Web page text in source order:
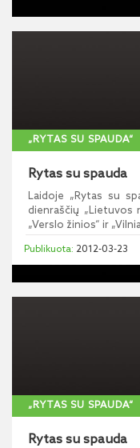
„RYTAS SU SPAUDA“
Rytas su spauda
Laidoje „Rytas su
dienraščių „Lietuvos
„Verslo žinios“ ir
2012-03-23
„RYTAS SU SPAUDA“
Rytas su spauda